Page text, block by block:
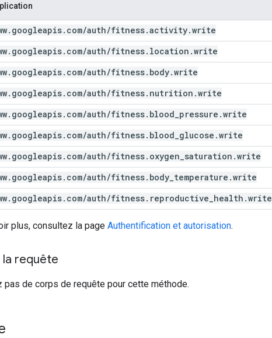
. googleapis. com/auth/fitness.activity.write
. googleapis. com/auth/fitness. location .write
. googleapis. com/auth/fitness. body.write
. googleapis. com/auth/fitness. nutrition .write
. googleapis. com/auth/fitness. blood pressure .write
. googleapis. com/auth/fitness. blood glucose .write
. googleapis. com/auth/fitness. oxygen saturation .write
. googleapis. com/auth/fitness. body temperature .write
. googleapis. com/auth/fitness. reproductive health .write
plus, consultez la page Authentification et autorisation.
la requête
pas de corps de requête pour cette méthode.